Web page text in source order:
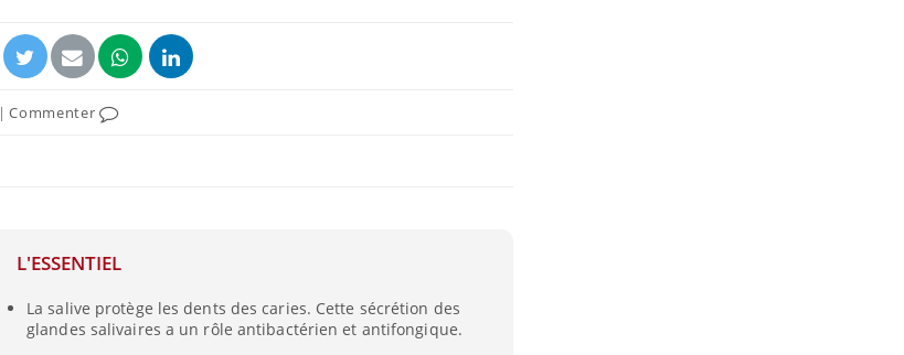
|Commenter
L'ESSENTIEL
La salive protège les dents des caries. Cette sécrétion des
glandes salivaires a un rôle antibactérien et antifongique.